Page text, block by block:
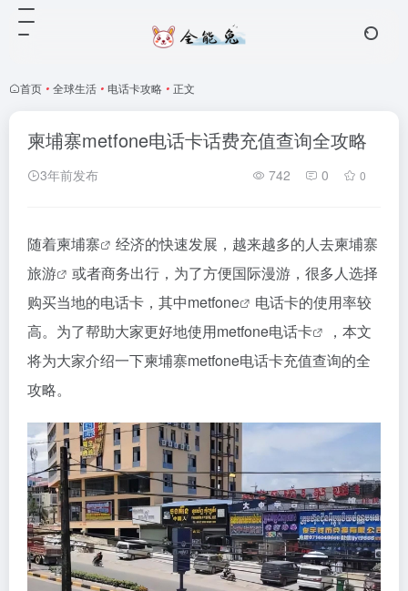
首页 • 全球生活 • 电话卡攻略 • 正文
柬埔寨metfone电话卡话费充值查询全攻略
3年前发布 742 0 0
随着柬埔寨
经济的快速发展，越来越多的人去柬埔寨
旅游
或者商务出行，为了方便国际漫游，很多人选择
购买当地的电话卡，其中metfone
电话卡的使用率较
高。为了帮助大家更好地使用metfone电话卡
，本文
将为大家介绍一下柬埔寨metfone电话卡充值查询的全
攻略。